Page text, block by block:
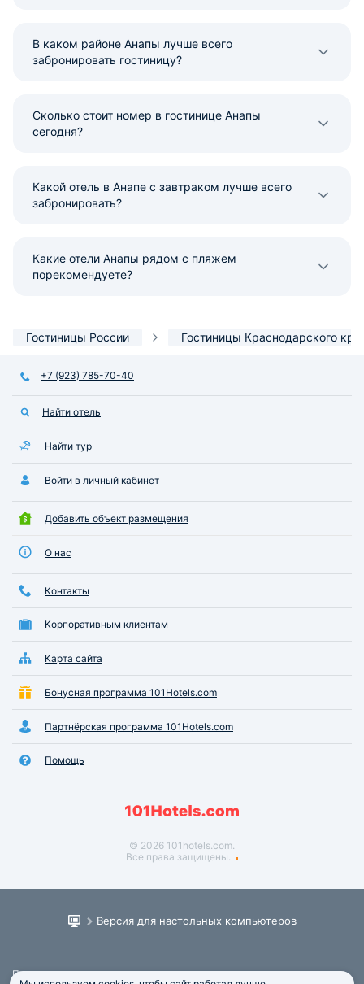
В каком районе Анапы лучше всего
забронировать гостиницу?
Сколько стоит номер в гостинице Анапы
сегодня?
Какой отель в Анапе с завтраком лучше всего
забронировать?
Какие отели Анапы рядом с пляжем
порекомендуете?
Гостиницы России Гостиницы Краснодарского
+7 (923) 785-70-40
Найти отель
Найти тур
Войти в личный кабинет
Добавить объект размещения
О нас
Контакты
Корпоративным клиентам
Карта сайта
Бонусная программа 101Hotels.com
Партнёрская программа 101Hotels.com
Помощь
© 2026 101hotels.com.
Все права защищены.
Версия для настольных компьютеров
Пользовательское соглашение